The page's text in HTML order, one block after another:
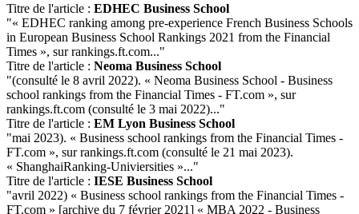
Titre de l'article : EDHEC Business School
"« EDHEC ranking among pre-experience French Business Schools
in European Business School Rankings 2021 from the Financial
Times », sur rankings.ft.com..."
Titre de l'article : Neoma Business School
"(consulté le 8 avril 2022). « Neoma Business School - Business
school rankings from the Financial Times - FT.com », sur
rankings.ft.com (consulté le 3 mai 2022)..."
Titre de l'article : EM Lyon Business School
"mai 2023). « Business school rankings from the Financial Times -
FT.com », sur rankings.ft.com (consulté le 21 mai 2023).
« ShanghaiRanking-Univiersities »..."
Titre de l'article : IESE Business School
"avril 2022) « Business school rankings from the Financial Times -
FT.com » [archive du 7 février 2021] « MBA 2022 - Business